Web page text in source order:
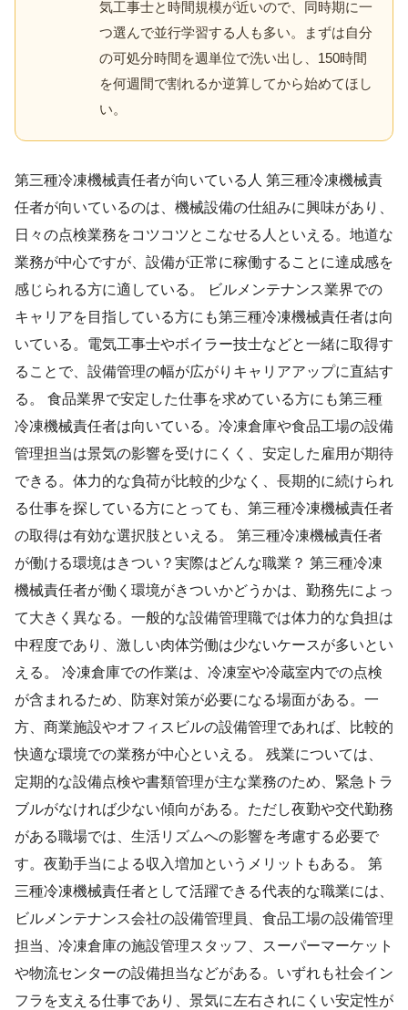
気工事士と時間規模が近いので、同時期に一
つ選んで並行学習する人も多い。まずは自分
の可処分時間を週単位で洗い出し、150時間
を何週間で割れるか逆算してから始めてほし
い。
第三種冷凍機械責任者が向いている人 第三種冷凍機械責
任者が向いているのは、機械設備の仕組みに興味があり、
日々の点検業務をコツコツとこなせる人といえる。地道な
業務が中心ですが、設備が正常に稼働することに達成感を
感じられる方に適している。 ビルメンテナンス業界での
キャリアを目指している方にも第三種冷凍機械責任者は向
いている。電気工事士やボイラー技士などと一緒に取得す
ることで、設備管理の幅が広がりキャリアアップに直結す
る。 食品業界で安定した仕事を求めている方にも第三種
冷凍機械責任者は向いている。冷凍倉庫や食品工場の設備
管理担当は景気の影響を受けにくく、安定した雇用が期待
できる。体力的な負荷が比較的少なく、長期的に続けられ
る仕事を探している方にとっても、第三種冷凍機械責任者
の取得は有効な選択肢といえる。 第三種冷凍機械責任者
が働ける環境はきつい？実際はどんな職業？ 第三種冷凍
機械責任者が働く環境がきついかどうかは、勤務先によっ
て大きく異なる。一般的な設備管理職では体力的な負担は
中程度であり、激しい肉体労働は少ないケースが多いとい
える。 冷凍倉庫での作業は、冷凍室や冷蔵室内での点検
が含まれるため、防寒対策が必要になる場面がある。一
方、商業施設やオフィスビルの設備管理であれば、比較的
快適な環境での業務が中心といえる。 残業については、
定期的な設備点検や書類管理が主な業務のため、緊急トラ
ブルがなければ少ない傾向がある。ただし夜勤や交代勤務
がある職場では、生活リズムへの影響を考慮する必要で
す。夜勤手当による収入増加というメリットもある。 第
三種冷凍機械責任者として活躍できる代表的な職業には、
ビルメンテナンス会社の設備管理員、食品工場の設備管理
担当、冷凍倉庫の施設管理スタッフ、スーパーマーケット
や物流センターの設備担当などがある。いずれも社会イン
フラを支える仕事であり、景気に左右されにくい安定性が